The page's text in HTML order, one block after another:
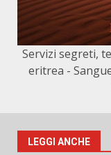
Servizi segreti,
eritrea -
LEGGI ANCHE